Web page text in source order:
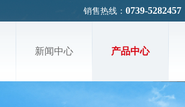
销售热线： 0739-5282457
新闻中心 产品中心